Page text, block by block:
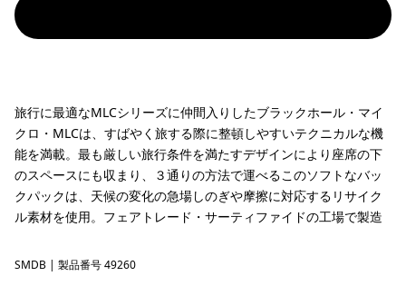
旅行に最適なMLCシリーズに仲間入りしたブラックホール・マイ
クロ・MLCは、すばやく旅する際に整頓しやすいテクニカルな機
能を満載。最も厳しい旅行条件を満たすデザインにより座席の下
のスペースにも収まり、３通りの方法で運べるこのソフトなバッ
クパックは、天候の変化の急場しのぎや摩擦に対応するリサイク
ル素材を使用。フェアトレード・サーティファイドの工場で製造
Smolder Blue
SMDB | 製品番号 49260